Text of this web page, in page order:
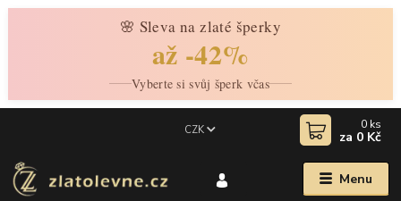
🌸 Sleva na zlaté šperky
až -42%
Vyberte si svůj šperk včas
Menu
CZK 0 ks
za 0 Kč